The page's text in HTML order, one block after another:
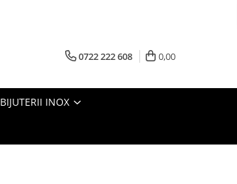
0722 222 608 0,00
BIJUTERII INOX